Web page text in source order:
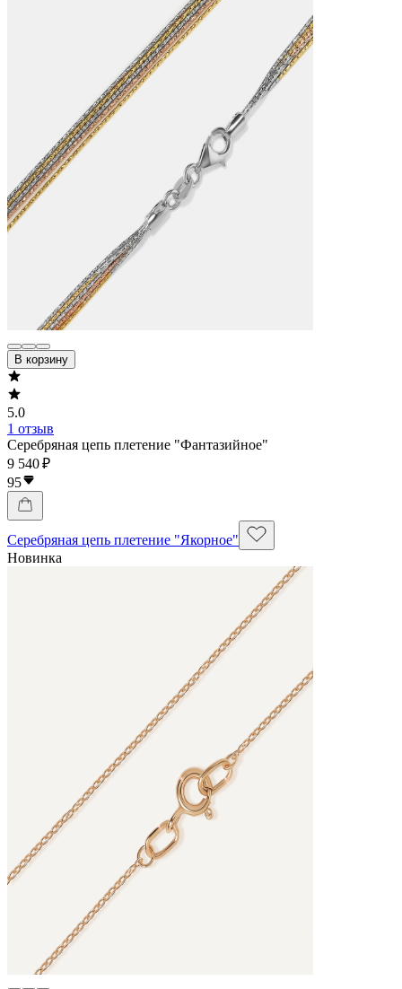
В корзину
5.0
1 отзыв
Серебряная цепь плетение "Фантазийное"
9 540 ₽
95
Серебряная цепь плетение "Якорное"
Новинка